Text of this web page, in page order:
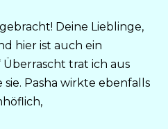
Deine Lieblinge,
hier ist auch ein
Überrascht trat ich aus
Pasha wirkte ebenfalls